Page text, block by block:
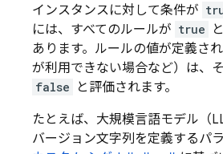
インスタンスに対して条件が
には、すべてのルールが true
あります。ルールの値が定義さ
が利用できない場合など）は、
false
と評価されます。
たとえば、大規模言語モデル（
バージョン文字列を定義するパ